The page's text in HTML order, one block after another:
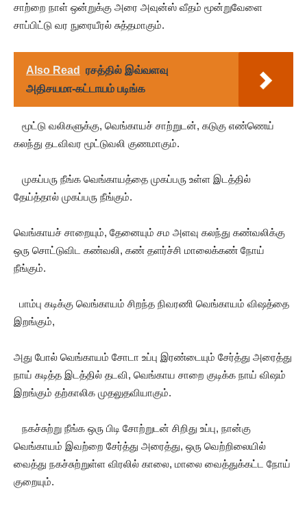
சாற்றை நாள் ஒன்றுக்கு அரை அவுன்ஸ் வீதம் மூன்றுவேளை
சாப்பிட்டு வர நுரையீரல் சுத்தமாகும்.
Also Read
ரசத்தில் இவ்வளவு
அதிசயமா-கட்டாயம் படிங்க
மூட்டு வலிகளுக்கு, வெங்காயச் சாற்றுடன், கடுகு எண்ணெய்
கலந்து தடவிவர மூட்டுவலி குணமாகும்.
முகப்பரு நீங்க வெங்காயத்தை முகப்பரு உள்ள இடத்தில்
தேய்த்தால் முகப்பரு நீங்கும்.
வெங்காயச் சாறையும், தேனையும் சம அளவு கலந்து கண்வலிக்கு
ஒரு சொட்டுவிட கண்வலி, கண் தளர்ச்சி மாலைக்கண் நோய்
நீங்கும்.
பாம்பு கடிக்கு வெங்காயம் சிறந்த நிவரணி வெங்காயம் விஷத்தை
இறங்கும்,
அது போல் வெங்காயம் சோடா உப்பு இரண்டையும் சேர்த்து அரைத்து
நாய் கடித்த இடத்தில் தடவி, வெங்காய சாறை குடிக்க நாய் விஷம்
இறங்கும் தற்காலிக முதலுதவியாகும்.
நகச்சுற்று நீங்க ஒரு பிடி சோற்றுடன் சிறிது உப்பு, நான்கு
வெங்காயம் இவற்றை சேர்த்து அரைத்து, ஒரு வெற்றிலையில்
வைத்து நகச்சுற்றுள்ள விரலில் காலை, மாலை வைத்துக்கட்ட நோய்
குறையும்.